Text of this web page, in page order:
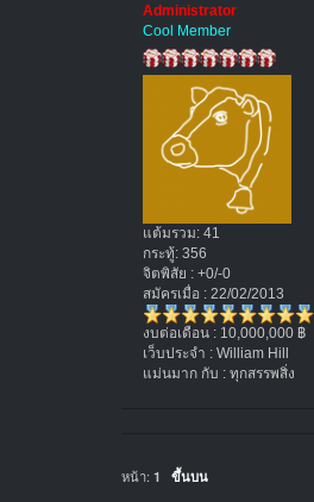
Administrator
Cool Member
แต้มรวม: 41
กระทู้: 356
จิตพิสัย : +0/-0
สมัครเมื่อ : 22/02/2013
งบต่อเดือน : 10,000,000 ฿
เว็บประจำ : William Hill
แม่นมาก กับ : ทุกสรรพสิ่ง
หน้า: 1 ขึ้นบน